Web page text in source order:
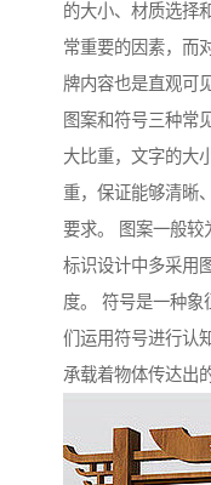
的大小、材质选择
常重要的因素，而
牌内容也是直观可
图案和符号三种常
大比重，文字的大
重，保证能够清晰
要求。 图案一般较
标识设计中多采用
度。 符号是一种象
们运用符号进行认
承载着物体传达出